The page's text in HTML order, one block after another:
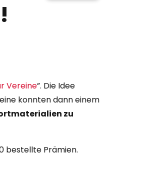
Vereine”. Die Idee
konnten dann einem
zu
bestellte Prämien.